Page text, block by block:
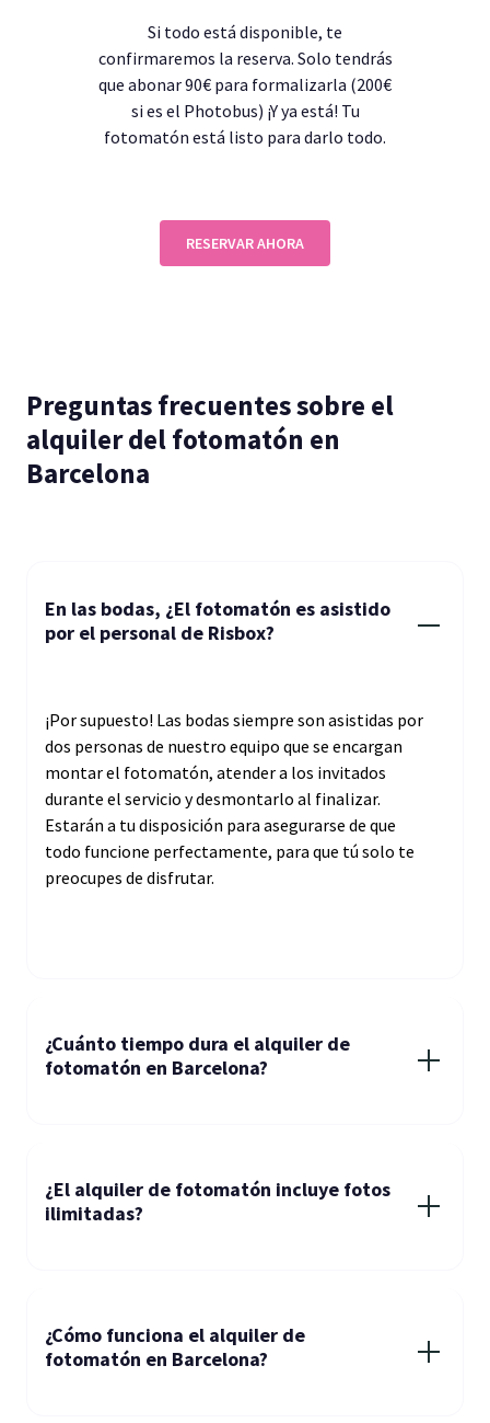
Si todo está disponible, te
confirmaremos la reserva. Solo tendrás
que abonar 90€ para formalizarla (200€
si es el Photobus) ¡Y ya está! Tu
fotomatón está listo para darlo todo.
RESERVAR AHORA
Preguntas frecuentes sobre el
alquiler del fotomatón en
Barcelona
En las bodas, ¿El fotomatón es asistido
por el personal de Risbox?
¡Por supuesto! Las bodas siempre son asistidas por
dos personas de nuestro equipo que se encargan
montar el fotomatón, atender a los invitados
durante el servicio y desmontarlo al finalizar.
Estarán a tu disposición para asegurarse de que
todo funcione perfectamente, para que tú solo te
preocupes de disfrutar.
¿Cuánto tiempo dura el alquiler de
fotomatón en Barcelona?
¿El alquiler de fotomatón incluye fotos
ilimitadas?
¿Cómo funciona el alquiler de
fotomatón en Barcelona?